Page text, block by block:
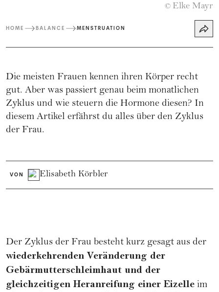
© Elke Mayr
HOME BALANCE MENSTRUATION
Die meisten Frauen kennen ihren Körper recht
gut. Aber was passiert genau beim monatlichen
Zyklus und wie steuern die Hormone diesen? In
diesem Artikel erfährst du alles über den Zyklus
der Frau.
VON Elisabeth Körbler
Der Zyklus der Frau besteht kurz gesagt aus der
wiederkehrenden Veränderung der
Gebärmutterschleimhaut und der
gleichzeitigen Heranreifung einer Eizelle im